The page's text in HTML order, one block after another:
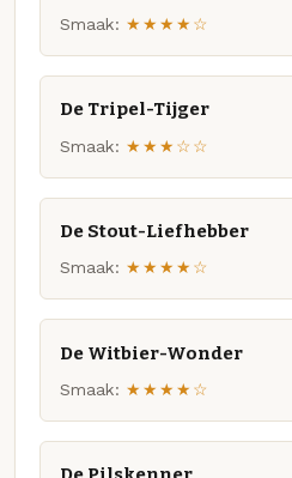
Smaak: ★★★★☆
De Tripel-Tijger
Smaak: ★★★☆☆
De Stout-Liefhebber
Smaak: ★★★★☆
De Witbier-Wonder
Smaak: ★★★★☆